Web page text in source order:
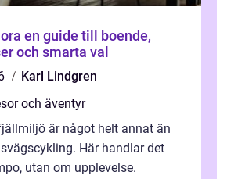
och smarta val
Karl Lindgren
och äventyr
är något helt annat än
Här handlar det
utan om upplevelse.